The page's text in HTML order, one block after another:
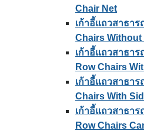
Chair Net
เก้าอี้แถวสาธา
Chairs
เก้าอี้แถวสาธา
Row Chairs
เก้าอี้แถวสาธา
Chairs With
เก้าอี้แถวสาธา
Row Chairs